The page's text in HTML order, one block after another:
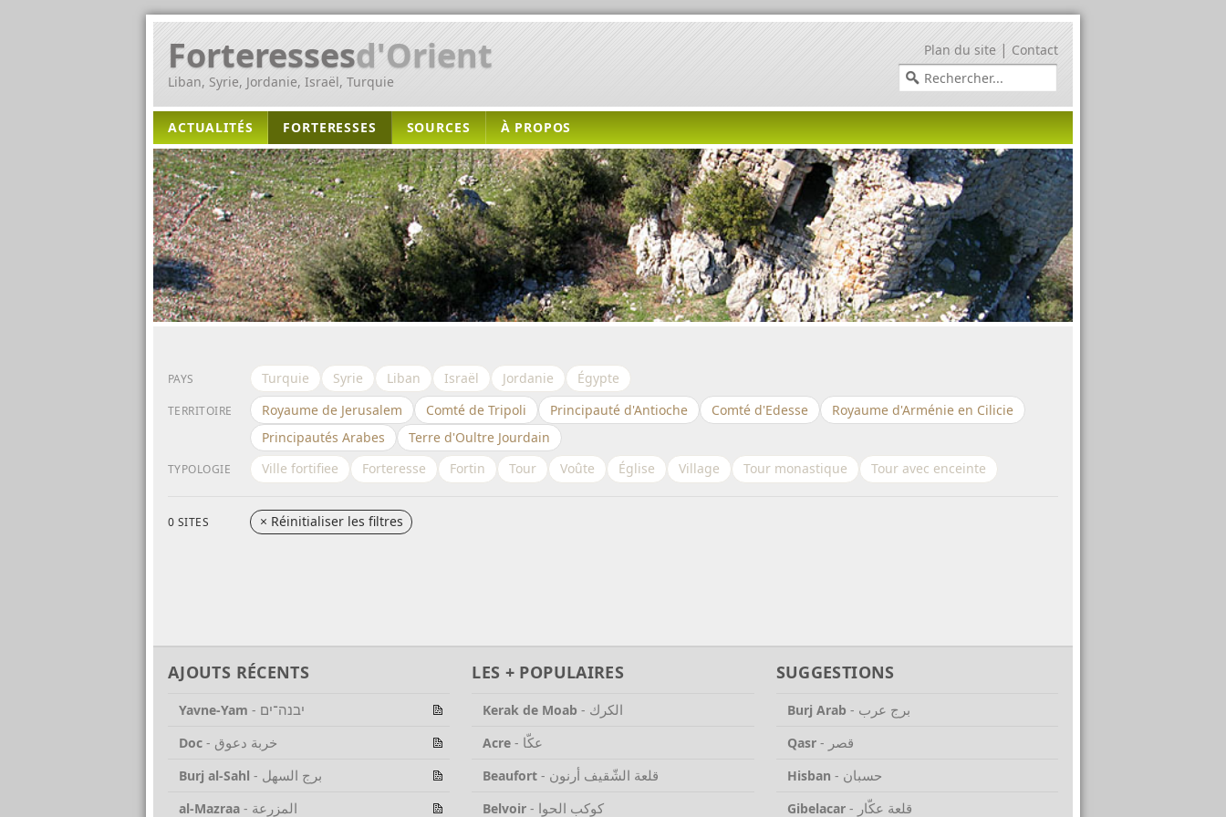
Forteressesd'Orient
Liban, Syrie, Jordanie, Israël, Turquie
Plan du site | Contact
ACTUALITÉS FORTERESSES SOURCES À PROPOS
PAYS Turquie Syrie Liban Israël Jordanie Égypte
TERRITOIRE Royaume de Jerusalem Comté de Tripoli Principauté d'Antioche Comté d'Edesse
Royaume d'Arménie en Cilicie
Principautés Arabes
Terre d'Oultre Jourdain
TYPOLOGIE Ville fortifiee Forteresse Fortin Tour Voûte Église Village Tour monastique Tour avec enceinte
0 SITES × Réinitialiser les filtres
AJOUTS RÉCENTS
Yavne-Yam - יבנה־ים
Doc - خربة دعوق
Burj al-Sahl - برج السهل
al-Mazraa - المزرعة
LES + POPULAIRES
Kerak de Moab - الكرك
Acre - عكّا
Beaufort - قلعة الشّقيف أرنون
Belvoir - كوكب الحوا
SUGGESTIONS
Burj Arab - برج عرب
Qasr- قصر
Hisban - حسبان
Gibelacar- قلعة عكّار